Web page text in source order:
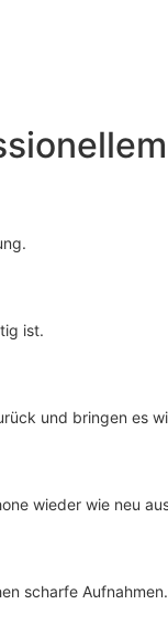
ist.
und bringen es
wieder wie neu
scharfe Aufnahmen.